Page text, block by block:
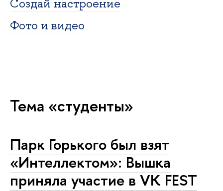
Создай настроение
Фото и видео
Тема «студенты»
Парк Горького был взят
«Интеллектом»: Вышка
приняла участие в VK FEST